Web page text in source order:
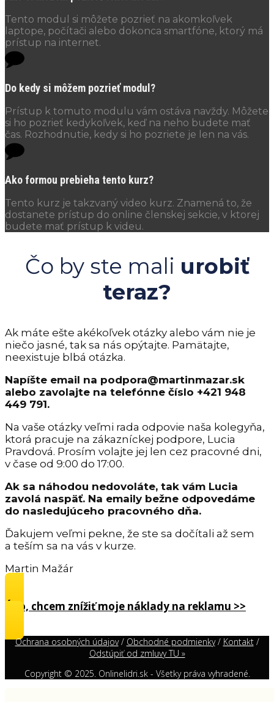
Tento modul si môžete pozrieť na akomkoľvek
laptope, počítači alebo dokonca smartfóne, ktorý má
prístup na internet.
Do kedy si môžem pozrieť modul?
Prístup k tomuto modulu vám ostáva navždy. Môžete
si ho pozrieť kedykoľvek, keď na neho budete mať
čas. Rozhodnutie, kedy si ho pozriete je len na vás.
Ako formou prebieha tento kurz?
Tento kurz je takzvaný video kurz. Znamená to, že
dostanete prístup do online členskej sekcie, v ktorej
budete mať prístup k videu.
Čo by ste mali urobiť
teraz?
Ak máte ešte akékoľvek otázky alebo vám nie je
niečo jasné, tak sa nás opýtajte. Pamätajte,
neexistuje blbá otázka.
Napíšte email na podpora@martinmazar.sk
alebo zavolajte na telefónne číslo +421 948
449 791.
Na vaše otázky veľmi rada odpovie naša kolegyňa,
ktorá pracuje na zákazníckej podpore, Lucia
Pravdová. Prosím volajte jej len cez pracovné dni,
v čase od 9:00 do 17:00.
Ak sa náhodou nedovoláte, tak vám Lucia
zavolá naspäť. Na emaily bežne odpovedáme
do nasledujúceho pracovného dňa.
Ďakujem veľmi pekne, že ste sa dočítali až sem
a teším sa na vás v kurze.
Martin Mažár
Áno, chcem znížiť moje náklady na reklamu >>
Ochrana osobných údajov/ Obchodné podmienky/ Kontakt/
Odstúpiť od zmluvy TU »
Copyright © 2025. Onlinelidri.sk - Všetky práva vyhradené.